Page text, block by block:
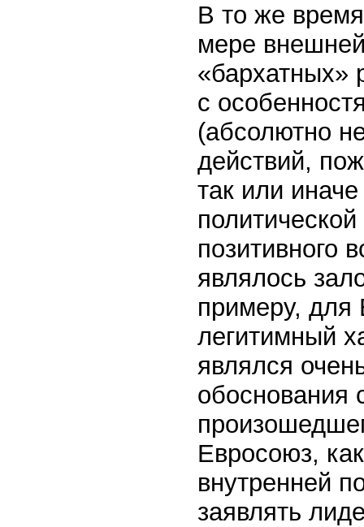
В то же
мере
«бархатных»
с
(абсолютно
действий,
так или
позитивного
являлось
примеру,
легитимный
являлся
обоснования
Евросоюз,
внутренней
заявлять